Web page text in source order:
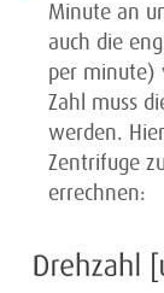
Minute an
auch die
per minute)
Zahl muss
werden.
Zentrifuge
errechnen: